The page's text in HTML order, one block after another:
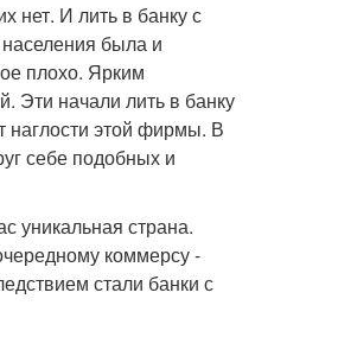
нет. И лить в банку с
была и
плохо. Ярким
Эти начали лить в банку
наглости этой фирмы. В
себе подобных и
уникальная страна.
коммерсу -
стали банки с